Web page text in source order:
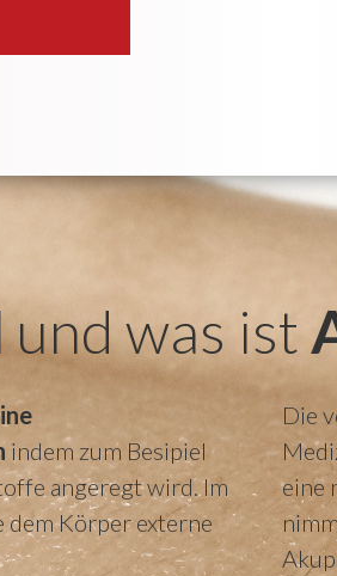
und was ist
indem zum Besipiel
angeregt wird. Im
dem Körper externe
Die
eine